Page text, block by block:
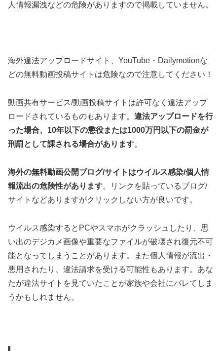
人情報漏洩などの危険がありますので掲載していません。
海外違法アップロードサイト、YouTube・Dailymotionな
どの無料動画投稿サイトは危険なので注意してください！
動画共有サービス/動画投稿サイトは許可なく違法アップ
ロードされているものもあります。 違法アップロードを行
った場合、10年以下の懲役または1000万円以下の罰金が
刑罰として課される場合があります。
海外の無料動画公開ブログ/サイトはウイルス感染/個人情
報流出の危険性があります。リンクを貼っているブログ/
サイトなどありますがクリックしない方が良いです。
ウイルス感染するとPCやスマホがクラッシュしたり、思
い出のデジカメ画像や重要なファイルが破壊され復元不可
能となってしまうことがあります。また個人情報が流出・
悪用されたり、違法請求を受ける可能性もあります。あな
たが違法サイトを見ていたことが家族や会社にバレてしま
うかもしれません。